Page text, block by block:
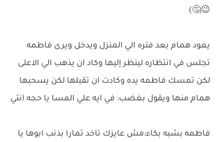
😉🤔)
يعود همام بعد فتره الي المنزل ويدخل ويرى فاطمه
تجلس في انتظاره لينظر إليها وكاد ان يذهب الي الاعلى
لكن تمسك فاطمه يده وكادت ان تقبلها لكن يسحبها
همام منها ويقول بغضب: في ايه علي المسا يا حجه انتي
فاطمه بشبه بكاء:مش عايزك تاخد تمارا بذنب ابوها يا